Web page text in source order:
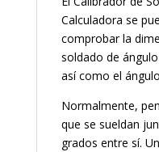
Calculadora se
comprobar la
soldado de
así como el
Normalmente,
que se sueldan
grados entre sí.